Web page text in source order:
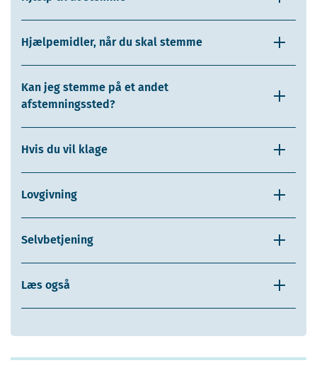
Hjælpemidler, når du skal stemme
Kan jeg stemme på et andet
afstemningssted?
Hvis du vil klage
Lovgivning
Selvbetjening
Læs også